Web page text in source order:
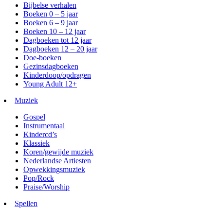
Bijbelse verhalen
Boeken 0 – 5 jaar
Boeken 6 – 9 jaar
Boeken 10 – 12 jaar
Dagboeken tot 12 jaar
Dagboeken 12 – 20 jaar
Doe-boeken
Gezinsdagboeken
Kinderdoop/opdragen
Young Adult 12+
Muziek
Gospel
Instrumentaal
Kindercd’s
Klassiek
Koren/gewijde muziek
Nederlandse Artiesten
Opwekkingsmuziek
Pop/Rock
Praise/Worship
Spellen